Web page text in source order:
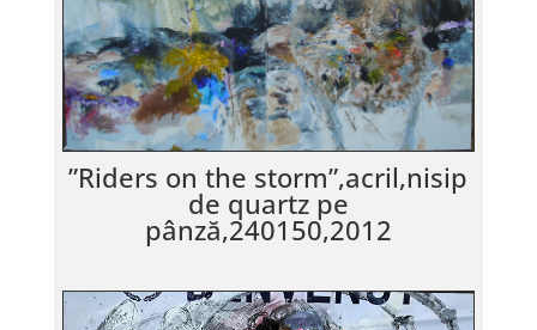
”Riders on the storm”,acril,nisip
de quartz pe
pânză,240150,2012